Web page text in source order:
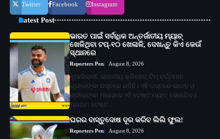
Twitter Facebook Instagram
Latest Post
ଭାରତ ପାଇଁ ସର୍ବାଧିକ ଅନ୍ତର୍ଜାତୀୟ ମ୍ୟାଚ୍
ଖେଳିଥିବା ଟପ୍-୧୦ ଖେଳାଳି, ଦେଖନ୍ତୁ କିଏ କେଉଁ
ସ୍ଥାନରେ
Reporters Pen August 8, 2026
ନୂଆଦିଲ୍ଲୀ: ଭାରତୀୟ କ୍ରିକେଟ୍ ଟିମ୍ ବର୍ତ୍ତମାନ
ଶ୍ରୀଲଙ୍କା ଗସ୍ତରେ ରହିଛି। ଏହି ଗସ୍ତରେ ଭାରତ ଓ
ଶ୍ରୀଲଙ୍କା ମଧ୍ୟରେ ୨ଟି ଟେଷ୍ଟ ମ୍ୟାଚ୍ ଖେଳାଯିବ।
ପ୍ରଥମ ଟେଷ୍ଟ…
ଘରର ବାସ୍ତୁଦୋଷ ଦୂର କରିବ ଲିଲି ଫୁଲ!
Reporters Pen August 8, 2026